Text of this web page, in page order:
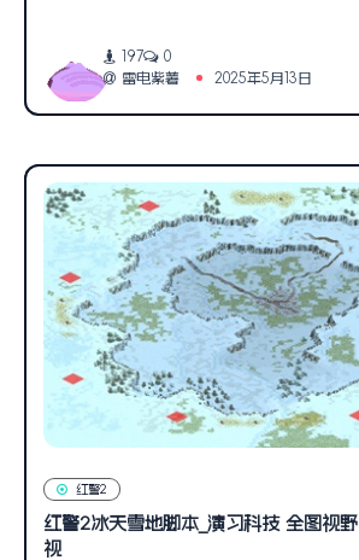
197
0
雷电紫薯
2025年5月13日
红警2
红警2冰天雪地脚本_演习科技 全图视
视